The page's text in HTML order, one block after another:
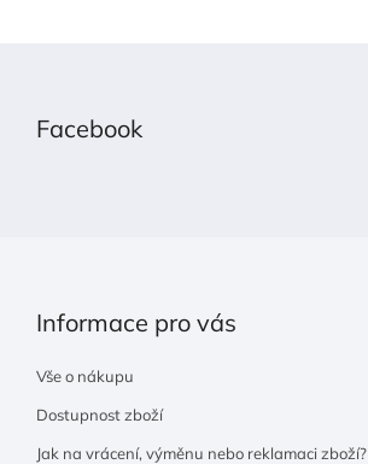
Facebook
Informace pro vás
Vše o nákupu
Dostupnost zboží
Jak na vrácení, výměnu nebo reklamaci zboží?